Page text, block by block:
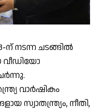
നടന്ന ചടങ്ങിൽ
വീഡിയോ
വാർഷികം
സ്വാതന്ത്ര്യം, നീതി,